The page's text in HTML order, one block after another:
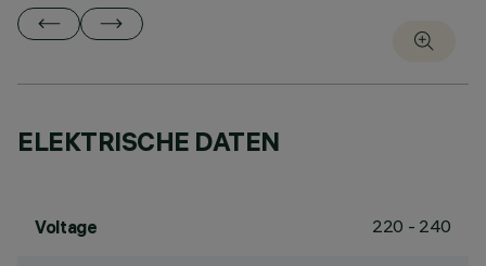
ELEKTRISCHE DATEN
Voltage 220 - 240